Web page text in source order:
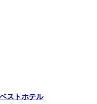
ストホテル